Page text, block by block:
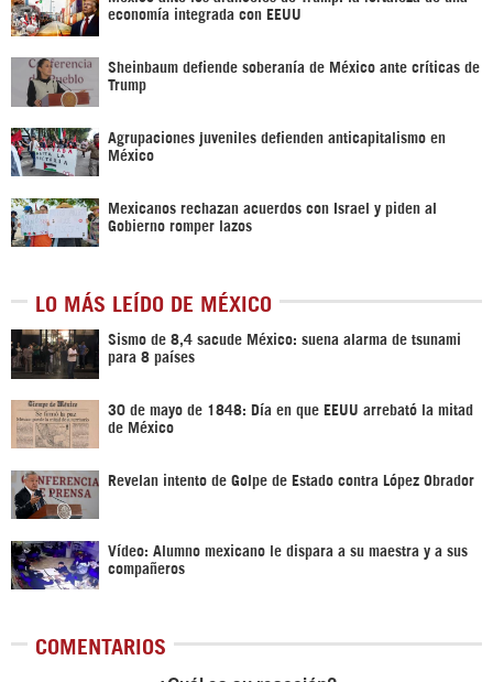
economía integrada con EEUU
Sheinbaum defiende soberanía de México ante críticas de
Trump
Agrupaciones juveniles defienden anticapitalismo en
México
Mexicanos rechazan acuerdos con Israel y piden al
Gobierno romper lazos
LO MÁS LEÍDO DE MÉXICO
Sismo de 8,4 sacude México: suena alarma de tsunami
para 8 países
30 de mayo de 1848: Día en que EEUU arrebató la mitad
de México
Revelan intento de Golpe de Estado contra López Obrador
Vídeo: Alumno mexicano le dispara a su maestra y a sus
compañeros
COMENTARIOS